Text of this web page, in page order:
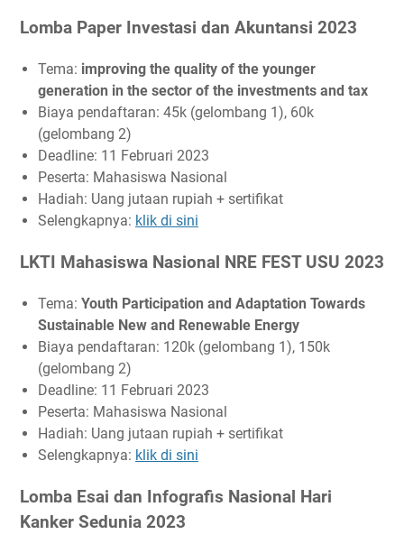
Lomba Paper Investasi dan Akuntansi 2023
Tema: improving the quality of the younger
generation in the sector of the investments and tax
Biaya pendaftaran: 45k (gelombang 1), 60k
(gelombang 2)
Deadline: 11 Februari 2023
Peserta: Mahasiswa Nasional
Hadiah: Uang jutaan rupiah + sertifikat
Selengkapnya: klik di sini
LKTI Mahasiswa Nasional NRE FEST USU 2023
Tema: Youth Participation and Adaptation Towards
Sustainable New and Renewable Energy
Biaya pendaftaran: 120k (gelombang 1), 150k
(gelombang 2)
Deadline: 11 Februari 2023
Peserta: Mahasiswa Nasional
Hadiah: Uang jutaan rupiah + sertifikat
Selengkapnya: klik di sini
Lomba Esai dan Infografis Nasional Hari
Kanker Sedunia 2023